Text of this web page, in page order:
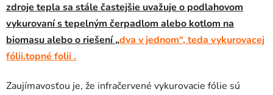
zdroje tepla sa stále častejšie uvažuje o podlahovom
vykurovaní s tepelným čerpadlom alebo kotlom na
biomasu alebo o riešení „dva v jednom“, teda vykurovacej
fólii.topné folii .
Zaujímavosťou je, že infračervené vykurovacie fólie sú